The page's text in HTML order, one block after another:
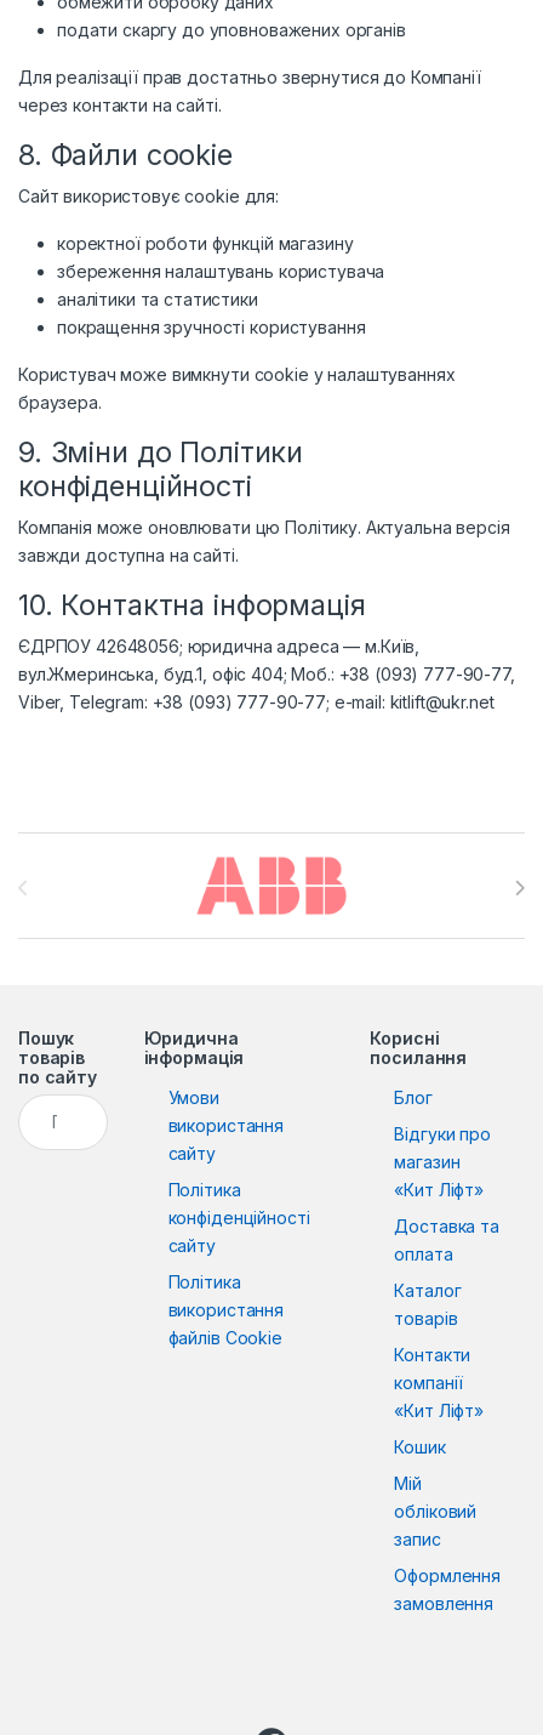
подати скаргу до уповноважених органів
Для реалізації прав достатньо звернутися до Компанії
через контакти на сайті.
8. Файли cookie
Сайт використовує cookie для:
коректної роботи функцій магазину
збереження налаштувань користувача
аналітики та статистики
покращення зручності користування
Користувач може вимкнути cookie у налаштуваннях
браузера.
9. Зміни до Політики
конфіденційності
Компанія може оновлювати цю Політику. Актуальна версія
завжди доступна на сайті.
10. Контактна інформація
ЄДРПОУ 42648056; юридична адреса — м.Київ,
вул.Жмеринська, буд.1, офіс 404; Моб.: +38 (093) 777-90-77,
Viber, Telegram: +38 (093) 777-90-77; e-mail: kitlift@ukr.net
Brands Carousel
Пошук
товарів
по сайту
Пошук:
Юридична
інформація
Умови
використання
сайту
Політика
конфіденційності
сайту
Політика
використання
файлів Cookie
Корисні
посилання
Блог
Відгуки про
магазин
«Кит Ліфт»
Доставка та
оплата
Каталог
товарів
Контакти
компанії
«Кит Ліфт»
Кошик
Мій
обліковий
запис
Оформлення
замовлення